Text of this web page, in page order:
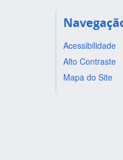
Acessibilidade
Alto Contraste
Mapa do Site